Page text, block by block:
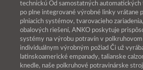
technickú Od samostatných
po plne integrované výrobné linky vrátane
plniacich systémov, tvarovacieho
obalových riešení, ANKO poskytuje
systémy na výrobu potravín v
individuálnym výrobným požiad Či už
latinskoamerické empanady, talianske
knedle, naše polkruhové potravinárske